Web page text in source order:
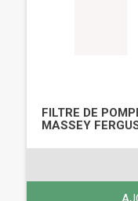
FILTRE DE
MASSEY